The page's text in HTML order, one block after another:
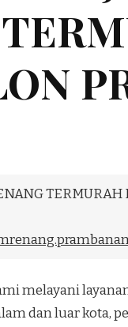
TERMURAH
melayani
dan luar kota,